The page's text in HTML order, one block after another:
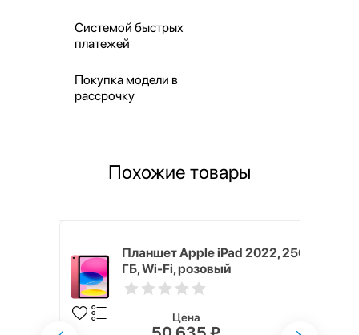
Системой быстрых
платежей
Покупка модели в
рассрочку
Похожие товары
Планшет Apple iPad 2022, 256
ГБ, Wi-Fi, розовый
Цена